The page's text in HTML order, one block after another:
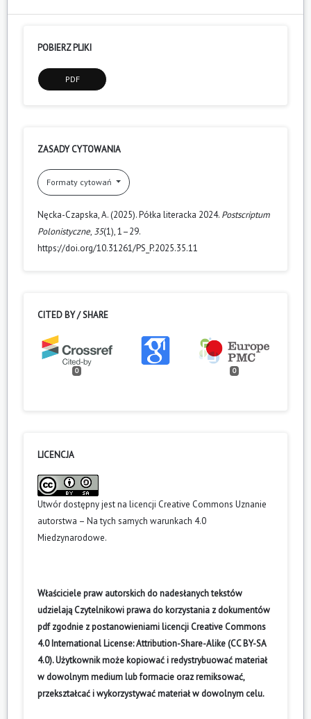
POBIERZ PLIKI
PDF
ZASADY CYTOWANIA
Formaty cytowań
Nęcka-Czapska, A. (2025). Półka literacka 2024. Postscriptum
Polonistyczne, 35(1), 1–29.
https://doi.org/10.31261/PS_P.2025.35.11
CITED BY / SHARE
0 0
LICENCJA
Utwór dostępny jest na licencji Creative Commons Uznanie
autorstwa – Na tych samych warunkach 4.0
Miedzynarodowe.
Właściciele praw autorskich do nadesłanych tekstów
udzielają Czytelnikowi prawa do korzystania z dokumentów
pdf zgodnie z postanowieniami licencji Creative Commons
4.0 International License: Attribution-Share-Alike (CC BY-SA
4.0). Użytkownik może kopiować i redystrybuować materiał
w dowolnym medium lub formacie oraz remiksować,
przekształcać i wykorzystywać materiał w dowolnym celu.